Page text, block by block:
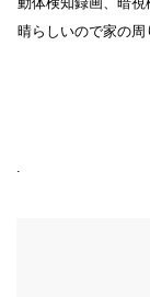
晴らしいので家の
.